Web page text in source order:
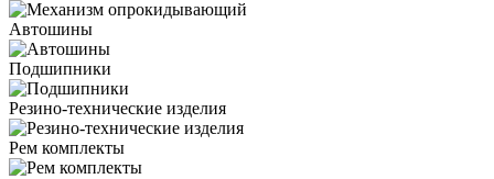
Автошины
Подшипники
Резино-технические изделия
Рем комплекты